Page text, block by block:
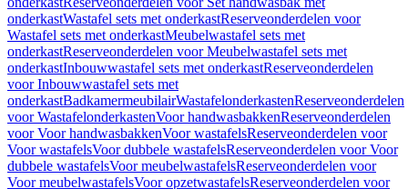
onderkastWastafel sets met onderkastReserveonderdelen voor
Wastafel sets met onderkastMeubelwastafel sets met
onderkastReserveonderdelen voor Meubelwastafel sets met
onderkastInbouwwastafel sets met onderkastReserveonderdelen
voor Inbouwwastafel sets met
onderkastBadkamermeubilairWastafelonderkastenReserveonderdelen
voor WastafelonderkastenVoor handwasbakkenReserveonderdelen
voor Voor handwasbakkenVoor wastafelsReserveonderdelen voor
Voor wastafelsVoor dubbele wastafelsReserveonderdelen voor Voor
dubbele wastafelsVoor meubelwastafelsReserveonderdelen voor
Voor meubelwastafelsVoor opzetwastafelsReserveonderdelen voor